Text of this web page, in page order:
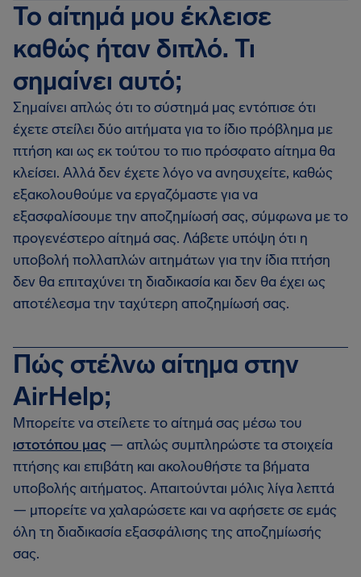
Το αίτημά μου έκλεισε
καθώς ήταν διπλό. Τι
σημαίνει αυτό;
Σημαίνει απλώς ότι το σύστημά μας εντόπισε ότι
έχετε στείλει δύο αιτήματα για το ίδιο πρόβλημα με
πτήση και ως εκ τούτου το πιο πρόσφατο αίτημα θα
κλείσει. Αλλά δεν έχετε λόγο να ανησυχείτε, καθώς
εξακολουθούμε να εργαζόμαστε για να
εξασφαλίσουμε την αποζημίωσή σας, σύμφωνα με το
προγενέστερο αίτημά σας. Λάβετε υπόψη ότι η
υποβολή πολλαπλών αιτημάτων για την ίδια πτήση
δεν θα επιταχύνει τη διαδικασία και δεν θα έχει ως
αποτέλεσμα την ταχύτερη αποζημίωσή σας.
Πώς στέλνω αίτημα στην
AirHelp;
Μπορείτε να στείλετε το αίτημά σας μέσω του
ιστοτόπου μας — απλώς συμπληρώστε τα στοιχεία
πτήσης και επιβάτη και ακολουθήστε τα βήματα
υποβολής αιτήματος. Απαιτούνται μόλις λίγα λεπτά
— μπορείτε να χαλαρώσετε και να αφήσετε σε εμάς
όλη τη διαδικασία εξασφάλισης της αποζημίωσής
σας.